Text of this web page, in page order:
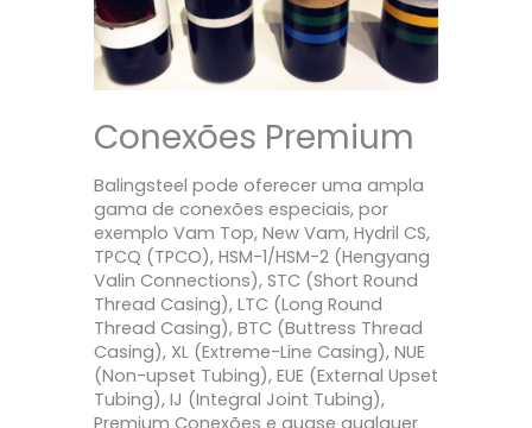
Conexões Premium
Balingsteel pode oferecer uma ampla
gama de conexões especiais, por
exemplo Vam Top, New Vam, Hydril CS,
TPCQ (TPCO), HSM-1/HSM-2 (Hengyang
Valin Connections), STC (Short Round
Thread Casing), LTC (Long Round
Thread Casing), BTC (Buttress Thread
Casing), XL (Extreme-Line Casing), NUE
(Non-upset Tubing), EUE (External Upset
Tubing), IJ (Integral Joint Tubing),
Premium Conexões e quase qualquer